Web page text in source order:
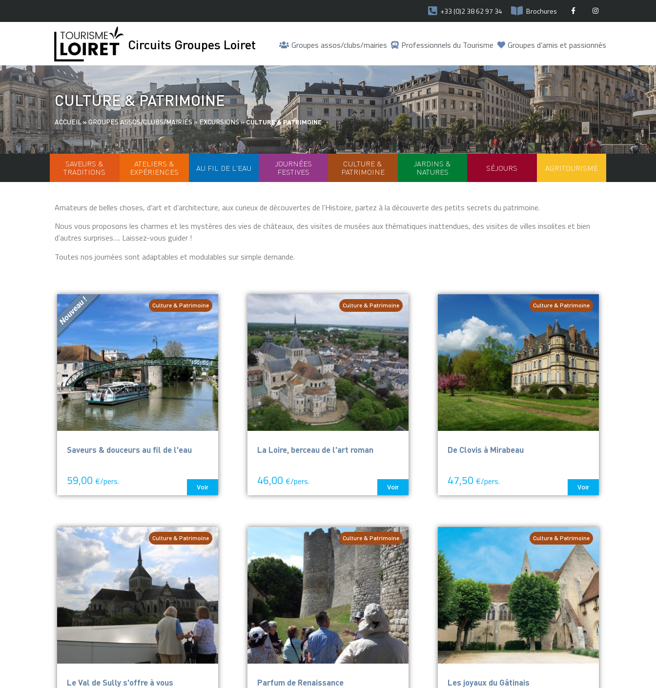
+33 (0)2 38 62 97 34 Brochures
Circuits Groupes Loiret Groupes assos/clubs/mairies Professionnels du Tourisme Groupes d’amis et passionnés
CULTURE & PATRIMOINE
ACCUEIL»GROUPES ASSOS/CLUBS/MAIRIES»EXCURSIONS»CULTURE & PATRIMOINE
SAVEURS &
TRADITIONS
ATELIERS &
EXPÉRIENCES
AU FIL DE L'EAU
JOURNÉES
FESTIVES
CULTURE &
PATRIMOINE
JARDINS &
NATURES
SÉJOURS AGRITOURISME
Amateurs de belles choses, d’art et d’architecture, aux curieux de découvertes de l’Histoire, partez à la découverte des petits secrets du patrimoine.
Nous vous proposons les charmes et les mystères des vies de châteaux, des visites de musées aux thématiques inattendues, des visites de villes insolites et bien
d’autres surprises…. Laissez-vous guider !
Toutes nos journées sont adaptables et modulables sur simple demande.
Saveurs & douceurs au fil de l'eau
59,00 €/pers.
Voir
Culture & Patrimoine
La Loire, berceau de l'art roman
46,00 €/pers.
Voir
Culture & Patrimoine
De Clovis à Mirabeau
47,50 €/pers.
Voir
Culture & Patrimoine
Le Val de Sully s'offre à vous
Culture & Patrimoine
Parfum de Renaissance
Culture & Patrimoine
Les joyaux du Gâtinais
Culture & Patrimoine